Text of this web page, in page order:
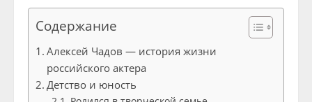
Содержание
Алексей Чадов — история жизни
российского актера
Детство и юность